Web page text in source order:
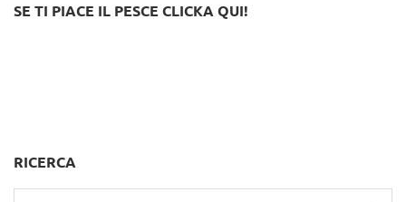
SE TI PIACE IL PESCE CLICKA QUI!
RICERCA